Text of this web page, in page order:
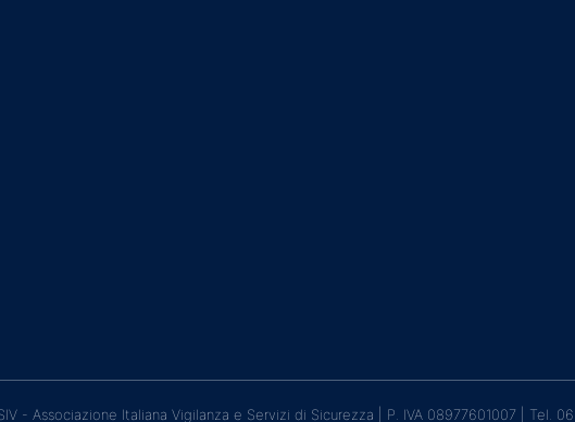
- Associazione Italiana Vigilanza e Servizi di Sicurezza | P. IVA 08977601007 | Tel.